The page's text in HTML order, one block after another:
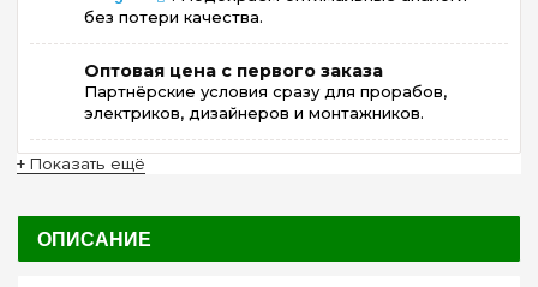
без потери качества.
Оптовая цена с первого заказа
Партнёрские условия сразу для прорабов,
электриков, дизайнеров и монтажников.
+ Показать ещё
ОПИСАНИЕ